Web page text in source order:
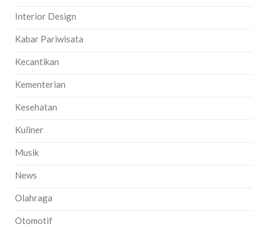
Interior Design
Kabar Pariwisata
Kecantikan
Kementerian
Kesehatan
Kuliner
Musik
News
Olahraga
Otomotif